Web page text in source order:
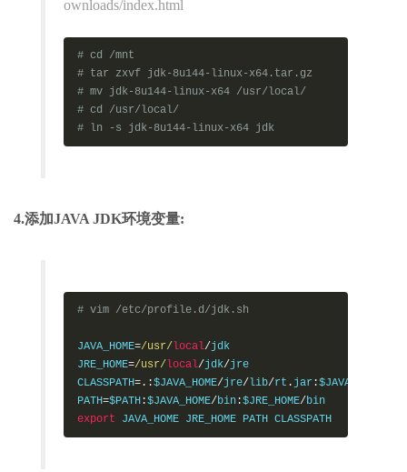
ownloads/index.html
# cd /mnt
# tar zxvf jdk-8u144-linux-x64.tar.gz
# mv jdk-8u144-linux-x64 /usr/local/
# cd /usr/local/
# ln -s jdk-8u144-linux-x64 jdk
4.添加JAVA JDK环境变量:
# vim /etc/profile.d/jdk.sh
JAVA_HOME=/usr/local/jdk
JRE_HOME=/usr/local/jdk/jre
CLASSPATH=.:$JAVA_HOME/jre/lib/rt . jar :$JAVA_HOME
PATH=$PATH :$JAVA_HOME/bin :$JRE_HOME/
export JAVA_HOME JRE_HOME PATH CLASSPATH